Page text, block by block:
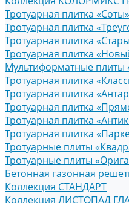
Тротуарная плитка «Соты»
Тротуарная плитка
Тротуарная плитка
Тротуарная плитка
Мультиформатные плиты
Тротуарная плитка
Тротуарная плитка
Тротуарная плитка
Тротуарная плитка
Тротуарная плитка
Тротуарные плиты
Тротуарные плиты
Бетонная газонная
Коллекция СТАНДАРТ
Коллекция ЛИСТОПАД